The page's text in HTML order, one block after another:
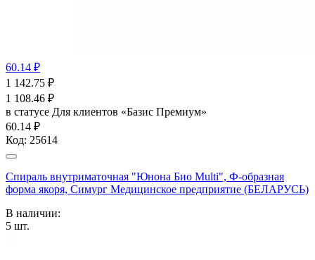
60.14 ₽
1 142.75 ₽
1 108.46 ₽
в статусе Для клиентов «Базис Премиум»
60.14 ₽
Код: 25614
Спираль внутриматочная "Юнона Био Multi", Ф-образная
форма якоря, Симург Медицинское предприятие (БЕЛАРУСЬ)
В наличии:
5 шт.